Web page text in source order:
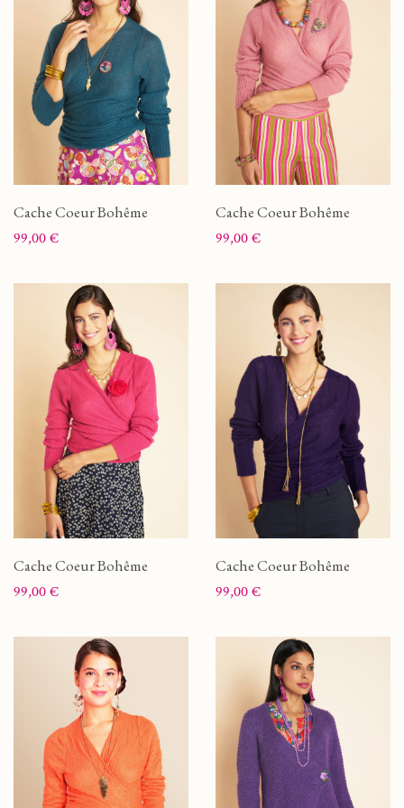
Cache Coeur Bohême
Prix
99,00 €
Cache Coeur Bohême
Prix
99,00 €
Cache Coeur Bohême
Prix
99,00 €
Cache Coeur Bohême
Prix
99,00 €